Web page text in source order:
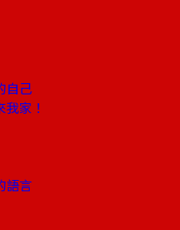
自己
家！
語言